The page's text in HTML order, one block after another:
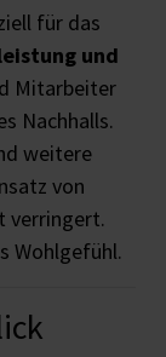
für das
und
Mitarbeiter
Nachhalls.
weitere
von
verringert.
Wohlgefühl.